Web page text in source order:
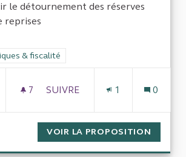
le détournement des réserves
reprises
de la catégorie : Finances publiques &
& fiscalité
7 7 ABONNÉS
SUIVRE
1 0
VOIR LA PROPOSITION